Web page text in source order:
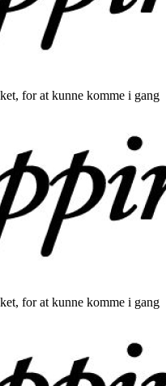
for at kunne komme i gang
for at kunne komme i gang